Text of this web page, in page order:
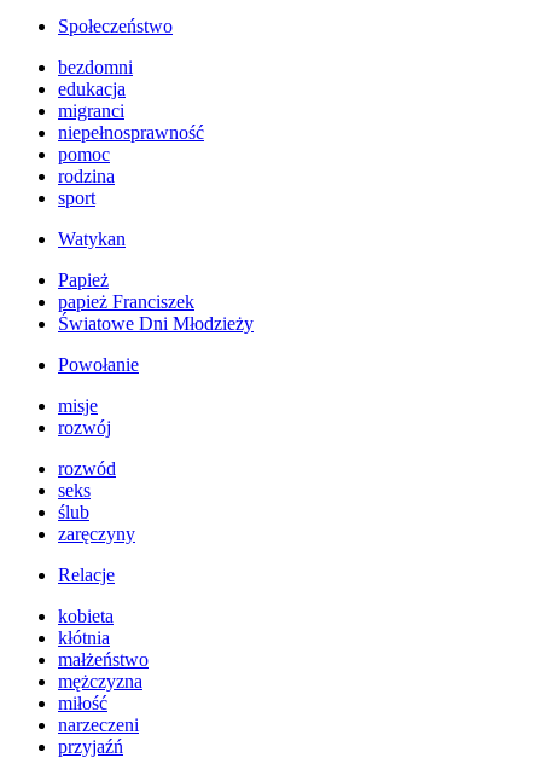
Społeczeństwo
bezdomni
edukacja
migranci
niepełnosprawność
pomoc
rodzina
sport
Watykan
Papież
papież Franciszek
Światowe Dni Młodzieży
Powołanie
misje
rozwój
rozwód
seks
ślub
zaręczyny
Relacje
kobieta
kłótnia
małżeństwo
mężczyzna
miłość
narzeczeni
przyjaźń